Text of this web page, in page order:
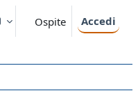
Ospite Accedi